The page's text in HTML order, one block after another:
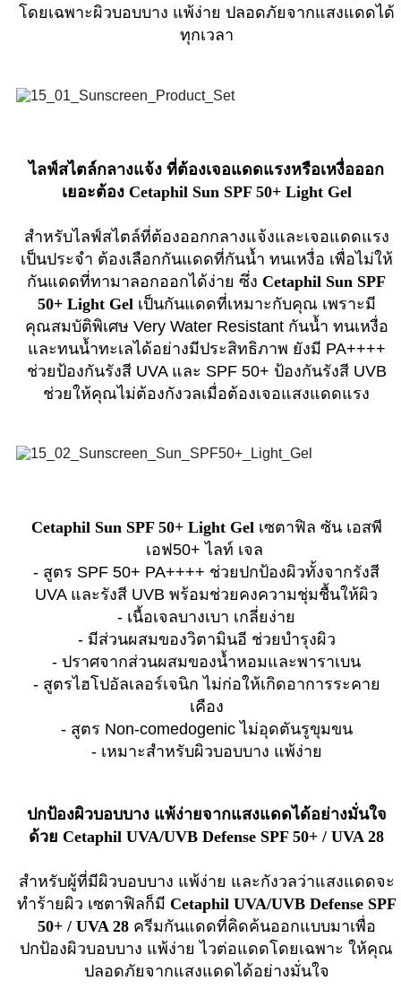
โดยเฉพาะผิวบอบบาง แพ้ง่าย ปลอดภัยจากแสงแดดได้
ทุกเวลา
ไลฟ์สไตล์กลางแจ้ง ที่ต้องเจอแดดแรงหรือเหงื่อออก
เยอะต้อง Cetaphil Sun SPF 50+ Light Gel
สำหรับไลฟ์สไตล์ที่ต้องออกกลางแจ้งและเจอแดดแรง
เป็นประจำ ต้องเลือกกันแดดที่กันน้ำ ทนเหงื่อ เพื่อไม่ให้
กันแดดที่ทามาลอกออกได้ง่าย ซึ่งCetaphil Sun SPF
50+ Light Gel เป็นกันแดดที่เหมาะกับคุณ เพราะมี
คุณสมบัติพิเศษ Very Water Resistant กันน้ำ ทนเหงื่อ
และทนน้ำทะเลได้อย่างมีประสิทธิภาพ ยังมี PA++++
ช่วยป้องกันรังสี UVA และ SPF 50+ ป้องกันรังสี UVB
ช่วยให้คุณไม่ต้องกังวลเมื่อต้องเจอแสงแดดแรง
Cetaphil Sun SPF 50+ Light Gel เซตาฟิล ซัน เอสพี
เอฟ50+ ไลท์ เจล
- สูตร SPF 50+ PA++++ ช่วยปกป้องผิวทั้งจากรังสี
UVA และรังสี UVB พร้อมช่วยคงความชุ่มชื้นให้ผิว
- เนื้อเจลบางเบา เกลี่ยง่าย
- มีส่วนผสมของวิตามินอี ช่วยบำรุงผิว
- ปราศจากส่วนผสมของน้ำหอมและพาราเบน
- สูตรไฮโปอัลเลอร์เจนิก ไม่ก่อให้เกิดอาการระคาย
เคือง
- สูตร Non-comedogenic ไม่อุดตันรูขุมขน
- เหมาะสำหรับผิวบอบบาง แพ้ง่าย
ปกป้องผิวบอบบาง แพ้ง่ายจากแสงแดดได้อย่างมั่นใจ
ด้วย Cetaphil UVA/UVB Defense SPF 50+ / UVA 28
สำหรับผู้ที่มีผิวบอบบาง แพ้ง่าย และกังวลว่าแสงแดดจะ
ทำร้ายผิว เซตาฟิลก็มี Cetaphil UVA/UVB Defense SPF
50+ / UVA 28 ครีมกันแดดที่คิดค้นออกแบบมาเพื่อ
ปกป้องผิวบอบบาง แพ้ง่าย ไวต่อแดดโดยเฉพาะ ให้คุณ
ปลอดภัยจากแสงแดดได้อย่างมั่นใจ